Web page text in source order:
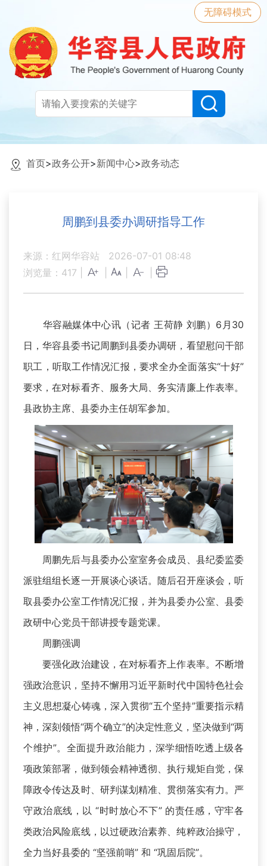
无障碍模式
首页>政务公开>新闻中心>政务动态
周鹏到县委办调研指导工作
来源：红网华容站
2026-07-01 08:48
浏览量： 417
华容融媒体中心讯（记者 王荷静 刘鹏）6月30
日，华容县委书记周鹏到县委办调研，看望慰问干部
职工，听取工作情况汇报，要求全办全面落实“十好”
要求，在对标看齐、服务大局、务实清廉上作表率。
县政协主席、县委办主任胡军参加。
周鹏先后与县委办公室室务会成员、县纪委监委
派驻组组长逐一开展谈心谈话。随后召开座谈会，听
取县委办公室工作情况汇报，并为县委办公室、县委
政研中心党员干部讲授专题党课。
周鹏强调
要强化政治建设，在对标看齐上作表率。不断增
强政治意识，坚持不懈用习近平新时代中国特色社会
主义思想凝心铸魂，深入贯彻“五个坚持”重要指示精
神，深刻领悟“两个确立”的决定性意义，坚决做到“两
个维护”。全面提升政治能力，深学细悟吃透上级各
项政策部署，做到领会精神透彻、执行规矩自觉，保
障政令传达及时、研判谋划精准、贯彻落实有力。严
守政治底线，以 “时时放心不下” 的责任感，守牢各
类政治风险底线，以过硬政治素养、纯粹政治操守，
全力当好县委的 “坚强前哨” 和 “巩固后院”。